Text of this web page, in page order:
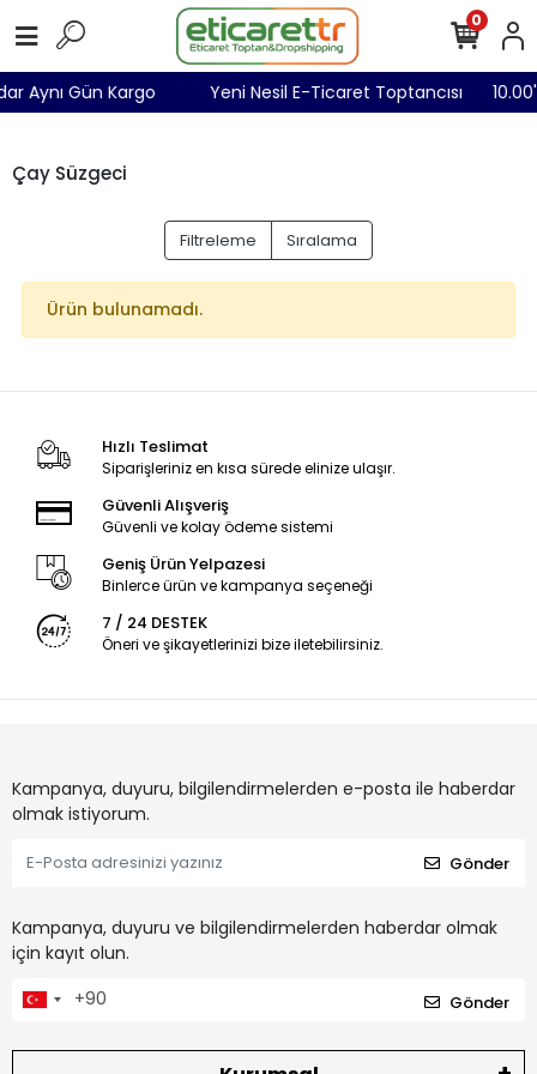
Aynı Gün Kargo Yeni Nesil E-Ticaret Toptancısı
0
Çay Süzgeci
Filtreleme Sıralama
Ürün bulunamadı.
Hızlı Teslimat
Siparişleriniz en kısa sürede elinize ulaşır.
Güvenli Alışveriş
Güvenli ve kolay ödeme sistemi
Geniş Ürün Yelpazesi
Binlerce ürün ve kampanya seçeneği
7 / 24 DESTEK
Öneri ve şikayetlerinizi bize iletebilirsiniz.
Kampanya, duyuru, bilgilendirmelerden e-posta ile haberdar
olmak istiyorum.
Gönder
Kampanya, duyuru ve bilgilendirmelerden haberdar olmak
için kayıt olun.
Gönder